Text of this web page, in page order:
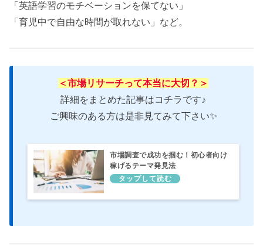
「英語学習のモチベーションを保てない」
「育児中で自由な時間が取れない」など。
＜市場リサーチって本当に大切？＞
詳細をまとめた記事はコチラです♪
ご興味のある方は是非見てみて下さい✨
市場調査で成功を掴む！初心者向け
稼げるテーマ発見法